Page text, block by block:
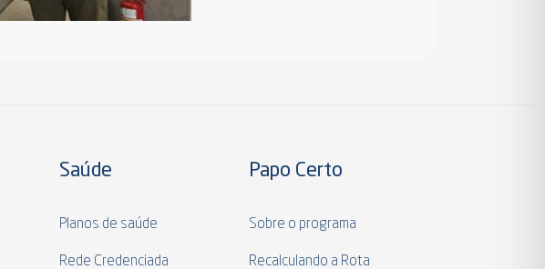
Saúde
Planos de saúde
Rede Credenciada
Papo Certo
Sobre o programa
Recalculando a Rota